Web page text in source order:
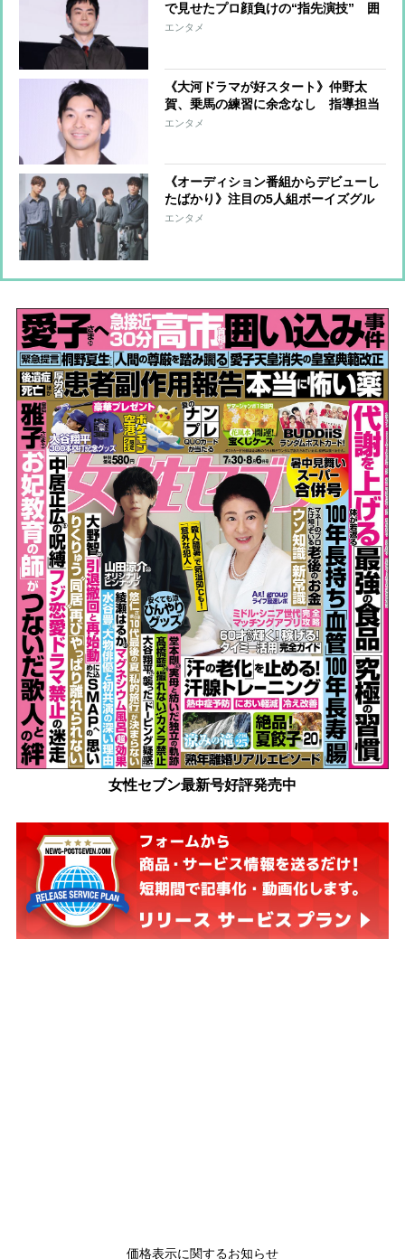
で見せたプロ顔負けの“指先演技” 囲
碁を打つ場面のために、カメラが回っ
エンタメ
《大河ドラマが好スタート》仲野太
賀、乗馬の練習に余念なし 指導担当
者を感動させた“馬への気遣い”、嫉妬
エンタメ
《オーディション番組からデビューし
たばかり》注目の5人組ボーイズグル
ープ「STARGLOW」を撮り下ろし＆
エンタメ
女性セブン最新号好評発売中
価格表示に関するお知らせ